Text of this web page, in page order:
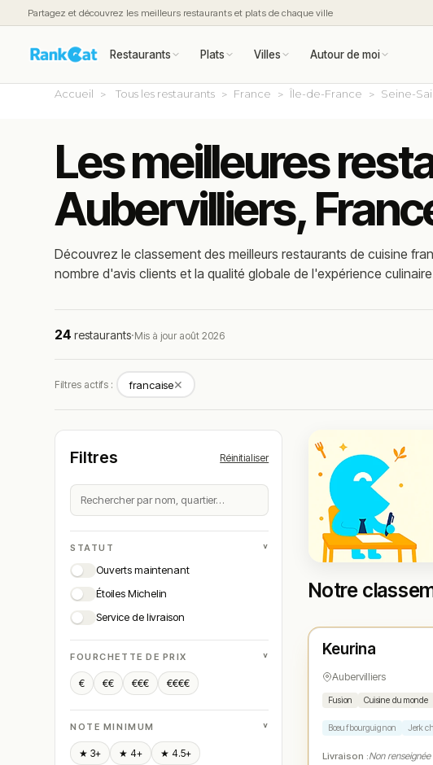
Partagez et découvrez les meilleurs restaurants et plats de chaque ville
Restaurants Plats Villes Autour de moi
Accueil Tous les restaurants France Île-de-France Seine-
Les meilleures
Aubervilliers,
Découvrez le classement des meilleurs restaurants de cuisine
nombre d'avis clients et la qualité globale de l'expérience
24 restaurants·Mis à jour août 2026
Filtres actifs : francaise✕
Filtres Réinitialiser
STATUT ˅
Ouverts maintenant
Étoiles Michelin
Service de livraison
FOURCHETTE DE PRIX ˅
€ €€ €€€ €€€€
NOTE MINIMUM ˅
★ 3+ ★ 4+ ★ 4.5+
Notre
★ N° 1
Keurina
Aubervilliers
Fusion Cuisine du monde
Bœuf bourguignon Jerk
Livraison :Non renseignée